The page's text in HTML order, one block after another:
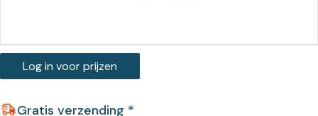
Log in voor prijzen
Gratis verzending *